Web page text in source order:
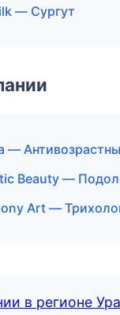
— Сургут
—
Beauty —
Art —
в регионе